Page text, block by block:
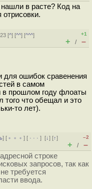
нашли в расте? Код на
[^] [^^] [^^^]
+1
+ / –
для ошибок сравенения
в самом
в прошлом году флоаты
того что обещал и это
то лет).
] [ ﹢﹢﹢] [ · · ·][↓] [↑]
–2
+ / –
строке
запросов, так как
требуется
ввода.